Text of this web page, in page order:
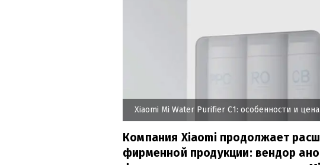
Xiaomi Mi Water Purifier C1: особенности и цена
Компания Xiaomi продолжает
фирменной продукции: вендор